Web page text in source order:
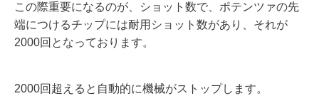
この際重要になるのが、ショット数で、ポテンツァの先
端につけるチップには耐用ショット数があり、それが
2000回となっております。
2000回超えると自動的に機械がストップします。